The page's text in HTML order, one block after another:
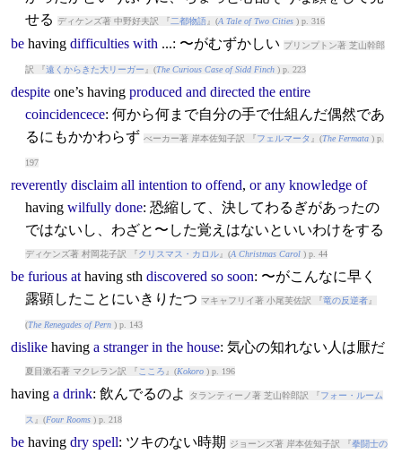
せる
ディケンズ著 中野好夫訳 『二都物語』(A Tale of Two Cities) p. 316
be having difficulties with ...: 〜がむずかしい プリンプトン著 芝山幹郎
訳 『遠くからきた大リーガー 』(The Curious Case of Sidd Finch) p. 223
despiteone’s having produced and directed the entire
coincidencece: 何から何まで自分の手で仕組んだ偶然であ
るにもかかわらず べーカー著 岸本佐知子訳 『フェルマータ 』(The Fermata) p.
197
reverently disclaim all intention to offend, or any knowledge of
having wilfully done: 恐縮して、決してわるぎがあったの
ではないし、わざと〜した覚えはないといいわけをする
ディケンズ著 村岡花子訳 『クリスマス・カロル』(A Christmas Carol) p. 44
be furious at havingsth discovered so soon: 〜がこんなに早く
露顕したことにいきりたつ マキャフリイ著 小尾芙佐訳 『竜の反逆者』
(The Renegades of Pern) p. 143
dislike having a stranger in the house: 気心の知れない人は厭だ
夏目漱石著 マクレラン訳 『 こころ 』(Kokoro) p. 196
having a drink: 飲んでるのよ タランティーノ著 芝山幹郎訳 『フォー・ルーム
ス 』(Four Rooms) p. 218
be having dry spell: ツキのない時期 ジョーンズ著 岸本佐知子訳 『拳闘士の